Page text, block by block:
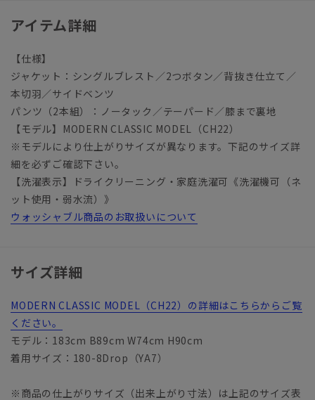
アイテム詳細
【仕様】
ジャケット：シングルブレスト／2つボタン／背抜き仕立て／
本切羽／サイドベンツ
パンツ（2本組）：ノータック／テーパード／膝まで裏地
【モデル】MODERN CLASSIC MODEL（CH22）
※モデルにより仕上がりサイズが異なります。下記のサイズ詳
細を必ずご確認下さい。
【洗濯表示】ドライクリーニング・家庭洗濯可《洗濯機可（ネ
ット使用・弱水流）》
ウォッシャブル商品のお取扱いについて
サイズ詳細
MODERN CLASSIC MODEL（CH22）の詳細はこちらからご覧
ください。
モデル：183cm B89cm W74cm H90cm
着用サイズ：180-8Drop（YA7）
※商品の仕上がりサイズ（出来上がり寸法）は上記のサイズ表